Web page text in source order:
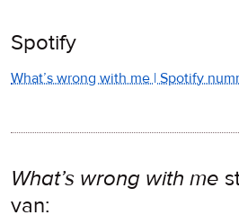
Spotify
What’s wrong with me | Spotify
What’s wrong with me
van: